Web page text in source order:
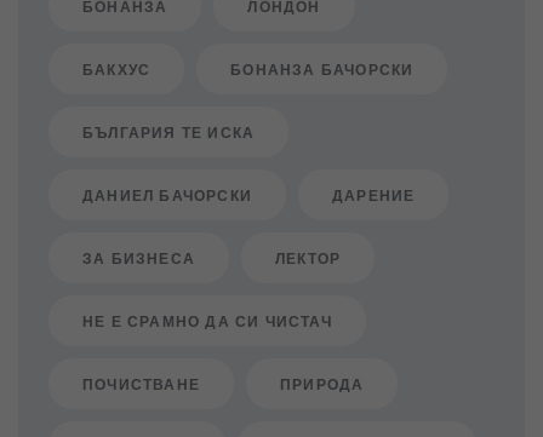
БОНАНЗА ЛОНДОН
БАКХУС БОНАНЗА БАЧОРСКИ
БЪЛГАРИЯ ТЕ ИСКА
ДАНИЕЛ БАЧОРСКИ ДАРЕНИЕ
ЗА БИЗНЕСА ЛЕКТОР
НЕ Е СРАМНО ДА СИ ЧИСТАЧ
ПОЧИСТВАНЕ ПРИРОДА